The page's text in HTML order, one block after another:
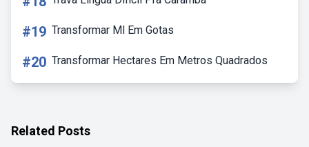
#19 Transformar Ml Em Gotas
#20 Transformar Hectares Em Metros Quadrados
Related Posts